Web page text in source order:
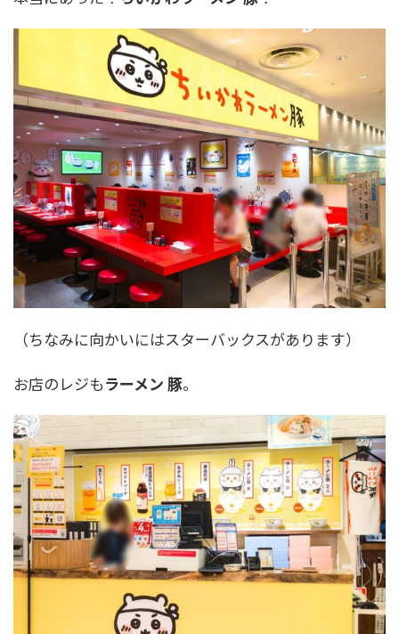
（ちなみに向かいにはスターバックスがあります）
お店のレジもラーメン 豚。